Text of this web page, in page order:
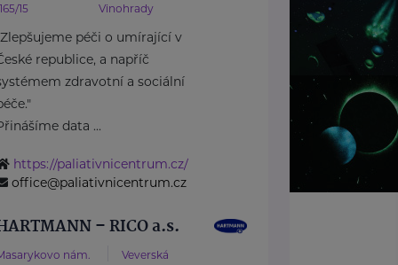
15
Vinohrady
péči o umírající v
republice, a napříč
zdravotní a sociální
data ...
https://paliativnicentrum.cz/
office@paliativnicentrum.cz
– RICO a.s.
nám.
Veverská